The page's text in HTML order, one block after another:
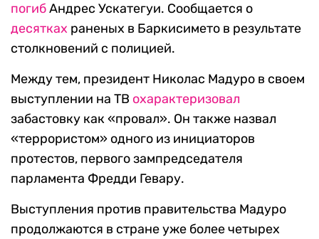
погибАндрес Ускатегуи. Сообщается о
десятках раненых в Баркисимето в результате
столкновений с полицией.
Между тем, президент Николас Мадуро в своем
выступлении на ТВ охарактеризовал
забастовку как «провал». Он также назвал
«террористом» одного из инициаторов
протестов, первого зампредседателя
парламента Фредди Гевару.
Выступления против правительства Мадуро
продолжаются в стране уже более четырех